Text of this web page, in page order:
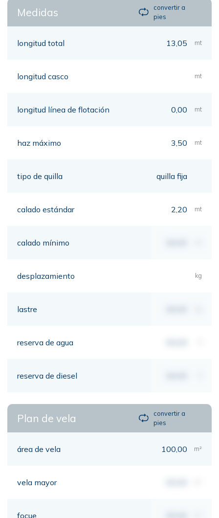
Medidas
convertir a
pies
longitud total 13,05 mt
longitud casco mt
longitud línea de flotación 0,00 mt
haz máximo 3,50 mt
tipo de quilla quilla fija
calado estándar 2,20 mt
calado mínimo
desplazamiento kg
lastre
reserva de agua
reserva de diesel
Plan de vela
convertir a
pies
área de vela 100,00 m²
vela mayor
focue